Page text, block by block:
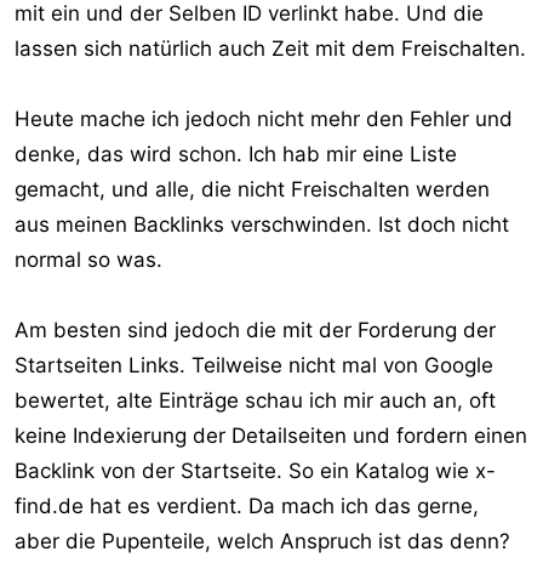
mit ein und der Selben ID verlinkt habe. Und die
lassen sich natürlich auch Zeit mit dem Freischalten.
Heute mache ich jedoch nicht mehr den Fehler und
denke, das wird schon. Ich hab mir eine Liste
gemacht, und alle, die nicht Freischalten werden
aus meinen Backlinks verschwinden. Ist doch nicht
normal so was.
Am besten sind jedoch die mit der Forderung der
Startseiten Links. Teilweise nicht mal von Google
bewertet, alte Einträge schau ich mir auch an, oft
keine Indexierung der Detailseiten und fordern einen
Backlink von der Startseite. So ein Katalog wie x-
find.de hat es verdient. Da mach ich das gerne,
aber die Pupenteile, welch Anspruch ist das denn?